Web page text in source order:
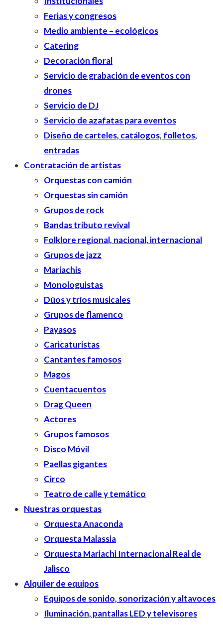
Ferias y congresos
Medio ambiente – ecológicos
Catering
Decoración floral
Servicio de grabación de eventos con
drones
Servicio de DJ
Servicio de azafatas para eventos
Diseño de carteles, catálogos, folletos,
entradas
Contratación de artistas
Orquestas con camión
Orquestas sin camión
Grupos de rock
Bandas tributo revival
Folklore regional, nacional, internacional
Grupos de jazz
Mariachis
Monologuistas
Dúos y tríos musicales
Grupos de flamenco
Payasos
Caricaturistas
Cantantes famosos
Magos
Cuentacuentos
Drag Queen
Actores
Grupos famosos
Disco Móvil
Paellas gigantes
Circo
Teatro de calle y temático
Nuestras orquestas
Orquesta Anaconda
Orquesta Malassia
Orquesta Mariachi Internacional Real de
Jalisco
Alquiler de equipos
Equipos de sonido, sonorización y altavoces
Iluminación, pantallas LED y televisores